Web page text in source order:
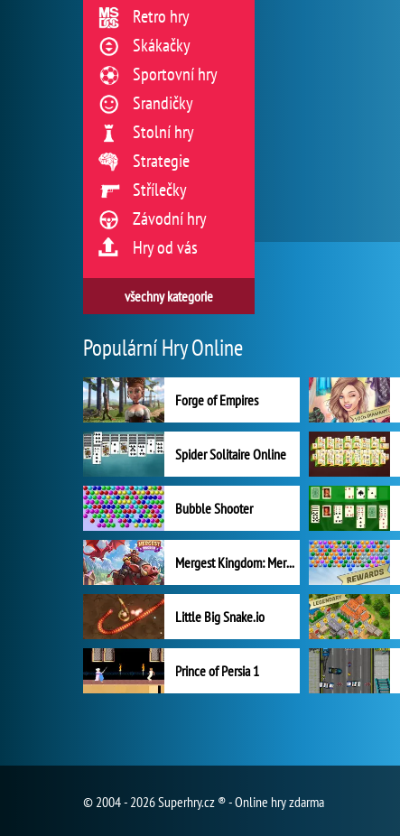
Retro hry
Skákačky
Sportovní hry
Srandičky
Stolní hry
Strategie
Střílečky
Závodní hry
Hry od vás
všechny kategorie
Populární Hry Online
Forge of Empires
Spider Solitaire Online
Bubble Shooter
Mergest Kingdom: Merge Puzzle
Little Big Snake.io
Prince of Persia 1
© 2004 - 2026 Superhry.cz ® - Online hry zdarma